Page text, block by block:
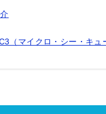
（マイクロ・シー・キュ